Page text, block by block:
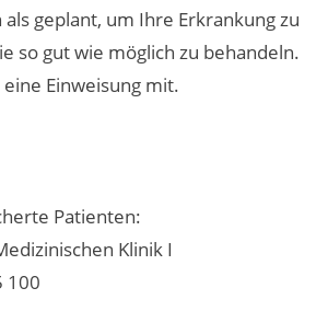
geplant, um Ihre Erkrankung zu
so gut wie möglich zu behandeln.
Einweisung mit.
Patienten:
Klinik I
100